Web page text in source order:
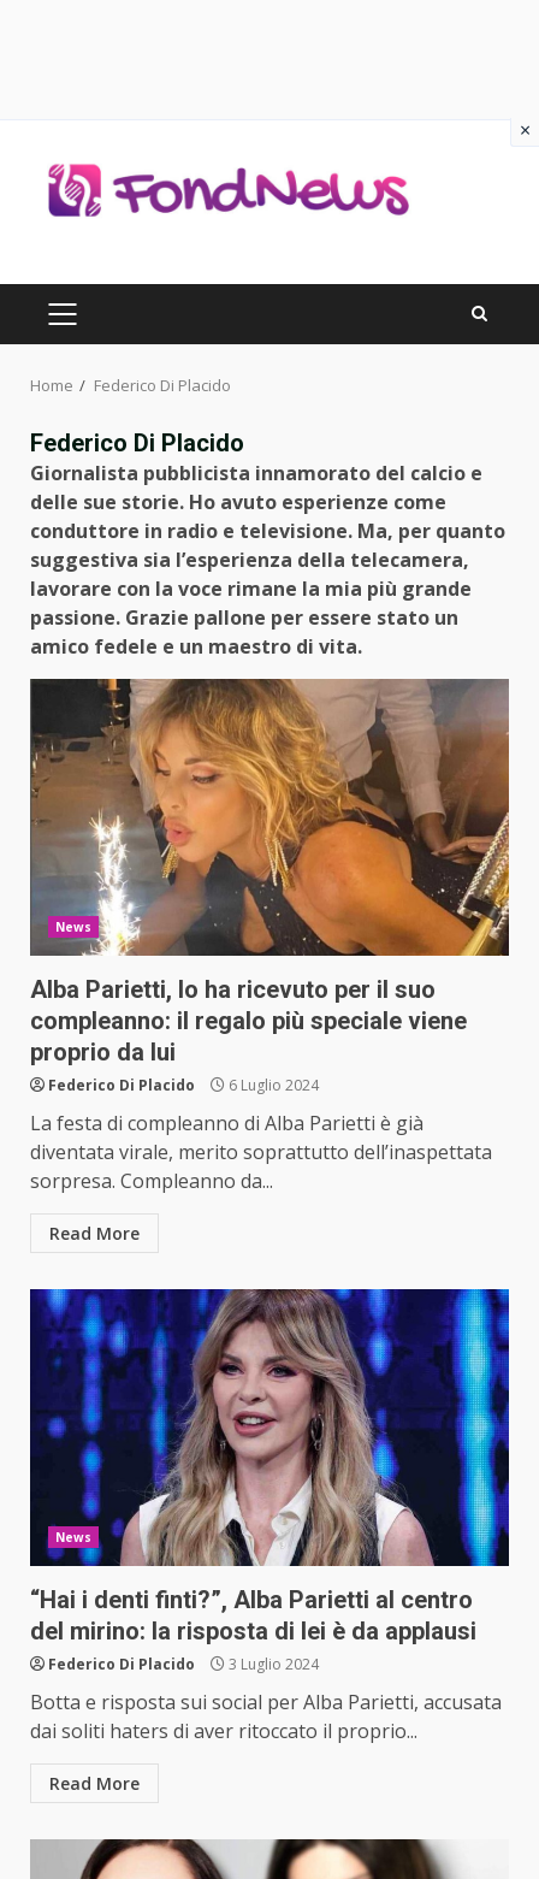
content
PRIMARY
MENU
Home Federico Di Placido
Federico Di Placido
Giornalista pubblicista innamorato del calcio e
delle sue storie. Ho avuto esperienze come
conduttore in radio e televisione. Ma, per quanto
suggestiva sia l’esperienza della telecamera,
lavorare con la voce rimane la mia più grande
passione. Grazie pallone per essere stato un
amico fedele e un maestro di vita.
News
Alba Parietti, lo ha ricevuto per il suo
compleanno: il regalo più speciale viene
proprio da lui
Federico Di Placido 6 Luglio 2024
La festa di compleanno di Alba Parietti è già
diventata virale, merito soprattutto dell’inaspettata
sorpresa. Compleanno da...
Read More
News
“Hai i denti finti?”, Alba Parietti al centro
del mirino: la risposta di lei è da applausi
Federico Di Placido 3 Luglio 2024
Botta e risposta sui social per Alba Parietti, accusata
dai soliti haters di aver ritoccato il proprio...
Read More
×